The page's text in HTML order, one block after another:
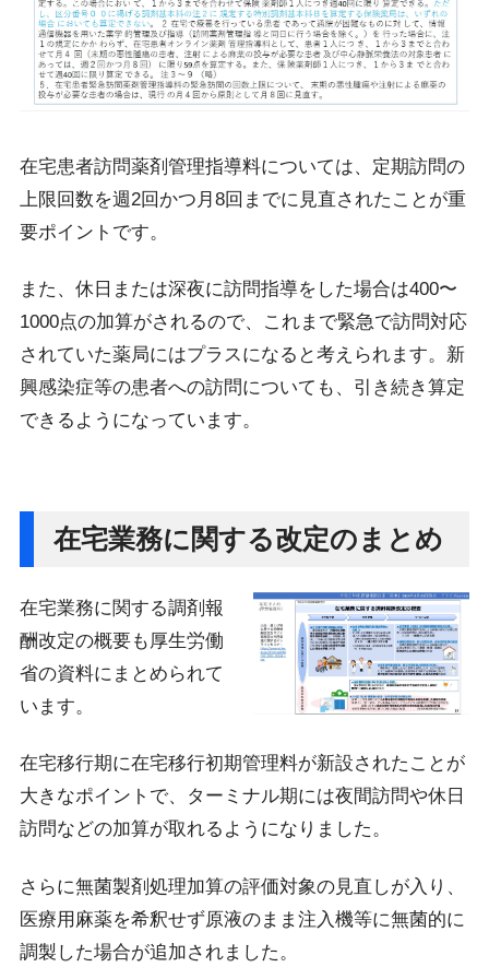
在宅患者訪問薬剤管理指導料については、定期訪問の
上限回数を週2回かつ月8回までに見直されたことが重
要ポイントです。
また、休日または深夜に訪問指導をした場合は400〜
1000点の加算がされるので、これまで緊急で訪問対応
されていた薬局にはプラスになると考えられます。新
興感染症等の患者への訪問についても、引き続き算定
できるようになっています。
在宅業務に関する改定のまとめ
在宅業務に関する調剤報
酬改定の概要も厚生労働
省の資料にまとめられて
います。
在宅移行期に在宅移行初期管理料が新設されたことが
大きなポイントで、ターミナル期には夜間訪問や休日
訪問などの加算が取れるようになりました。
さらに無菌製剤処理加算の評価対象の見直しが入り、
医療用麻薬を希釈せず原液のまま注入機等に無菌的に
調製した場合が追加されました。